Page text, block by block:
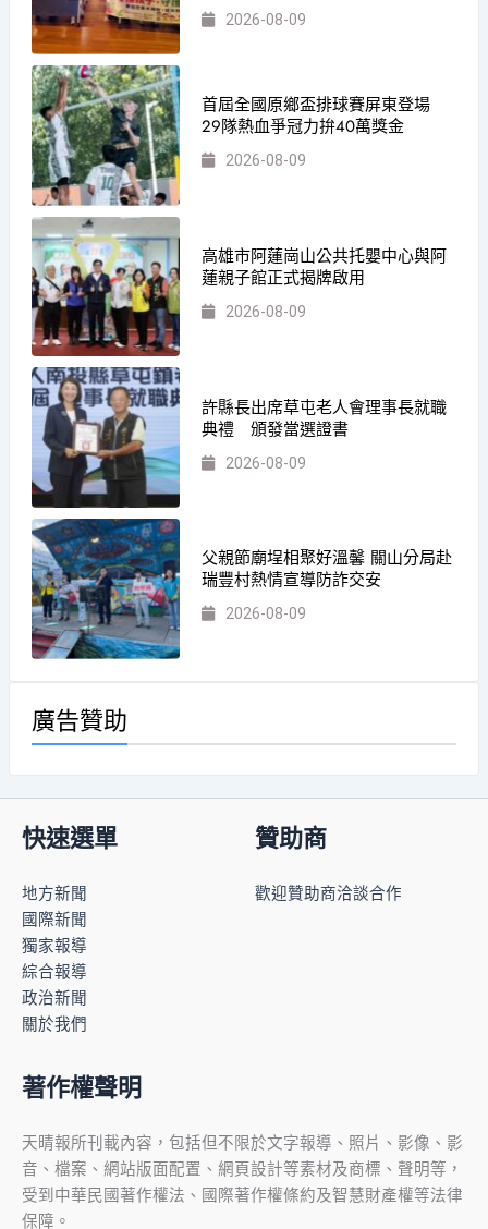
2026-08-09
首屆全國原鄉盃排球賽屏東登場
29隊熱血爭冠力拚40萬獎金
2026-08-09
高雄市阿蓮崗山公共托嬰中心與阿
蓮親子館正式揭牌啟用
2026-08-09
許縣長出席草屯老人會理事長就職
典禮 頒發當選證書
2026-08-09
父親節廟埕相聚好溫馨 關山分局赴
瑞豐村熱情宣導防詐交安
2026-08-09
廣告贊助
快速選單
地方新聞
國際新聞
獨家報導
綜合報導
政治新聞
關於我們
贊助商
歡迎贊助商洽談合作
著作權聲明
天晴報所刊載內容，包括但不限於文字報導、照片、影像、影
音、檔案、網站版面配置、網頁設計等素材及商標、聲明等，
受到中華民國著作權法、國際著作權條約及智慧財產權等法律
保障。